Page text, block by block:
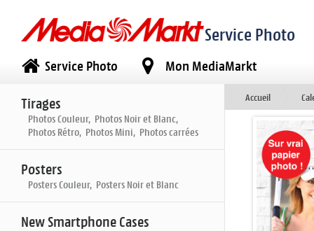
Service Photo
Service Photo Mon MediaMarkt
Tirages
Photos Couleur, Photos Noir et Blanc,
Photos Rétro, Photos Mini, Photos carrées
Posters
Posters Couleur, Posters Noir et Blanc
New Smartphone Cases
Accueil